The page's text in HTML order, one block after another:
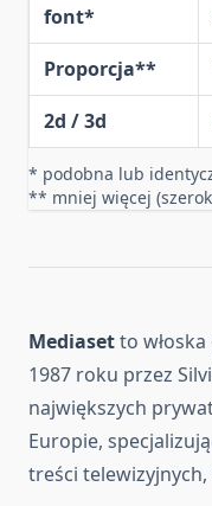
font*
Proporcja**
2d / 3d
* podobna lub
** mniej więcej
Mediasetto
1987 roku przez
największych
Europie,
treści